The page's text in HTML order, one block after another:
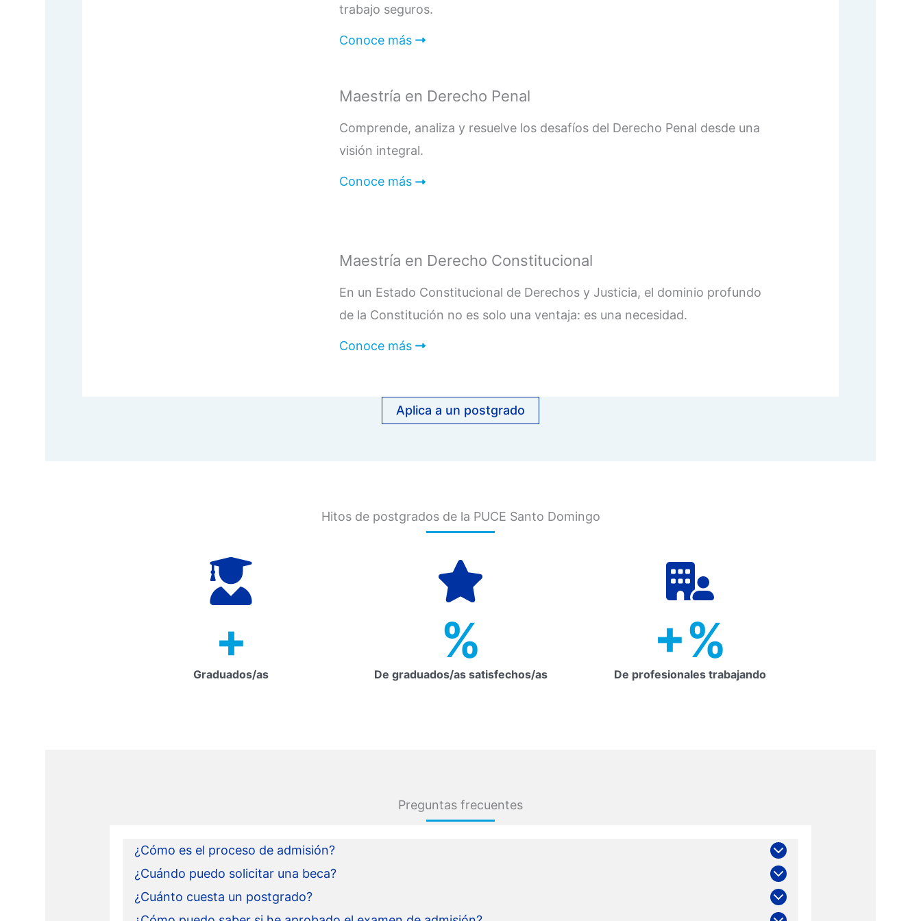
trabajo seguros.
Conoce más
Maestría en Derecho Penal
Comprende, analiza y resuelve los desafíos del Derecho Penal desde una
visión integral.
Conoce más
Maestría en Derecho Constitucional
En un Estado Constitucional de Derechos y Justicia, el dominio profundo
de la Constitución no es solo una ventaja: es una necesidad.
Conoce más
Aplica a un postgrado
Hitos de postgrados de la PUCE Santo Domingo
+
Graduados/as
%
De graduados/as satisfechos/as
+%
De profesionales trabajando
Preguntas frecuentes
¿Cómo es el proceso de admisión?
¿Cuándo puedo solicitar una beca?
¿Cuánto cuesta un postgrado?